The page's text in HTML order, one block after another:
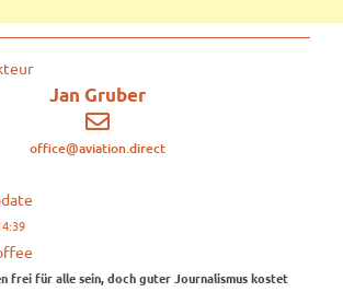
Jan Gruber
office@aviation.direct
frei für alle sein, doch guter Journalismus kostet